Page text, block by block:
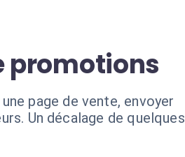
promotions
page de vente, envoyer
Un décalage de quelques